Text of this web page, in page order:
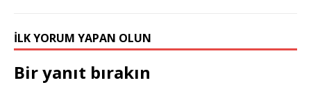
İLK YORUM YAPAN OLUN
Bir yanıt bırakın